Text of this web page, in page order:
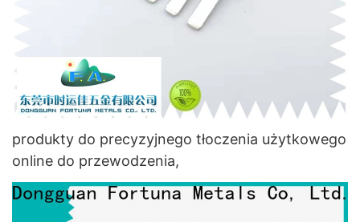
produkty do precyzyjnego tłoczenia użytkowego
online do przewodzenia,